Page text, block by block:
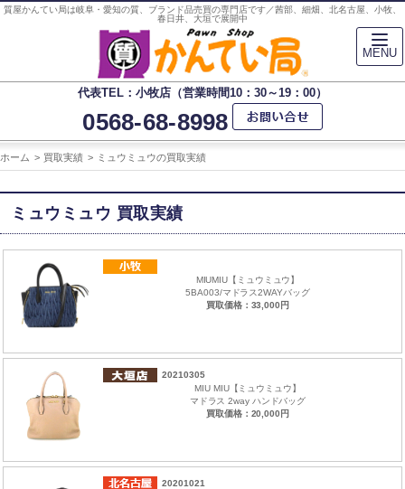
質屋かんてい局は岐阜・愛知の質、ブランド品売買の専門店です／茜部、細畑、北名古屋、小牧、
春日井、大垣で展開中
代表TEL：小牧店（営業時間10：30～19：00）
0568-68-8998
ホーム 買取実績 ミュウミュウの買取実績
ミュウミュウ 買取実績
MIUMIU【ミュウミュウ】
5BA003/マドラス2WAYバッグ
買取価格：33,000円
20210305
MIU MIU【ミュウミュウ】
マドラス 2way ハンドバッグ
買取価格：20,000円
20201021
MENU